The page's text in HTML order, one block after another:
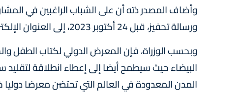
وأضاف المصدر ذته أن على الشباب الراغبين في
ورسالة تحفيز، قبل 24 أكتوبر 2023، إلى العنوان الإلكتروني التالي: silejworkshop@gmail.com.
وبحسب الوزراة، فإن المعرض الدولي لكتاب الطفل
البيضاء حيث سيطمح أيضا إلى إعطاء انطلاقة
المدن المعدودة في العالم التي تحتضن معرضا